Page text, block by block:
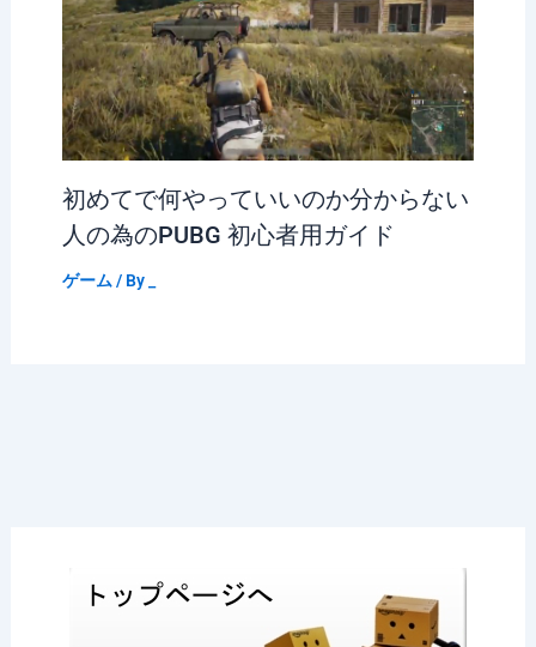
初めてで何やっていいのか分からない
人の為のPUBG 初心者用ガイド
ゲーム / By